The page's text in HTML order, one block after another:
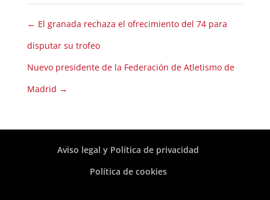
← El granada rechaza el ofrecimiento del 74 para
disputar su trofeo
Nuevo presidente de la Federación de Atletismo de
Madrid →
Aviso legal y Política de privacidad
Política de cookies